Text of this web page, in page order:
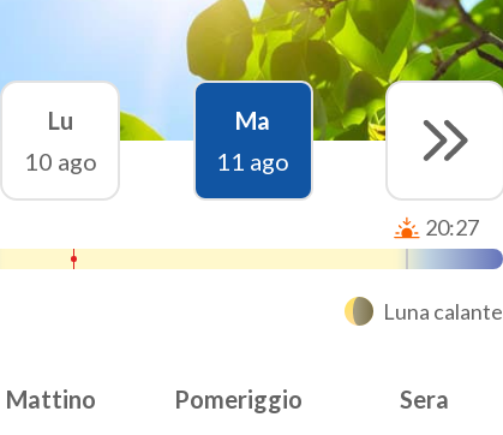
Lu
10 ago
Ma
11 ago
20:27
Luna calante
Mattino Pomeriggio Sera